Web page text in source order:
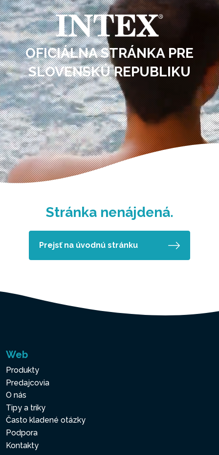
OFICIÁLNA STRÁNKA PRE
SLOVENSKÚ REPUBLIKU
Stránka nenájdená.
Prejsť na úvodnú stránku
Web
Produkty
Predajcovia
O nás
Tipy a triky
Často kladené otázky
Podpora
Kontakty